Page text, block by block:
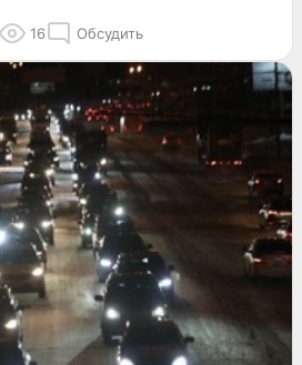
16 Обсудить